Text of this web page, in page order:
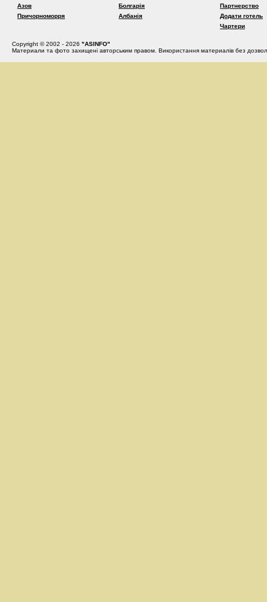
Азов
Причорноморря
Болгарія
Албанія
Партнерство
Додати готель
Чартери
Copyright © 2002 - 2026 "ASINFO"
Материали та фото захищені авторським правом. Використання материалів без